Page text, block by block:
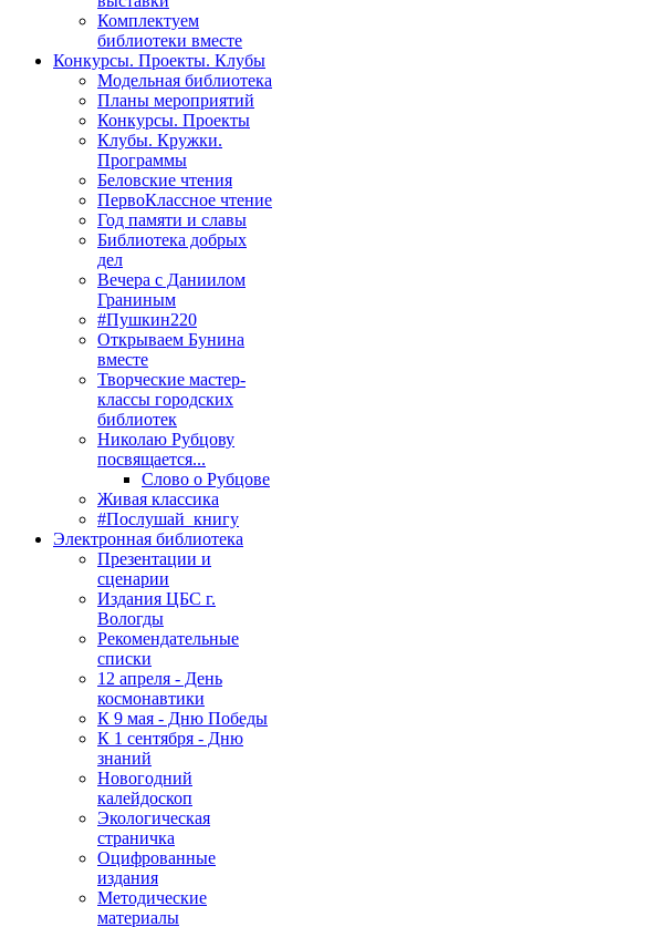
Комплектуем
библиотеки вместе
Конкурсы. Проекты. Клубы
Модельная библиотека
Планы мероприятий
Конкурсы. Проекты
Клубы. Кружки.
Программы
Беловские чтения
ПервоКлассное чтение
Год памяти и славы
Библиотека добрых
дел
Вечера с Даниилом
Граниным
#Пушкин220
Открываем Бунина
вместе
Творческие мастер-
классы городских
библиотек
Николаю Рубцову
посвящается...
Слово о Рубцове
Живая классика
#Послушай_книгу
Электронная библиотека
Презентации и
сценарии
Издания ЦБС г.
Вологды
Рекомендательные
списки
12 апреля - День
космонавтики
К 9 мая - Дню Победы
К 1 сентября - Дню
знаний
Новогодний
калейдоскоп
Экологическая
страничка
Оцифрованные
издания
Методические
материалы